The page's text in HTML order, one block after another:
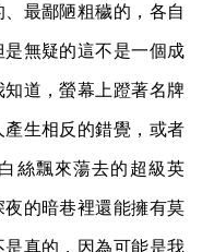
最鄙陋粗穢的，各自
是無疑的這不是一個成
道，螢幕上蹬著名牌
產生相反的錯覺，或者
絲飄來蕩去的超級英
夜的暗巷裡還能擁有莫
是真的 ，因為可能是我